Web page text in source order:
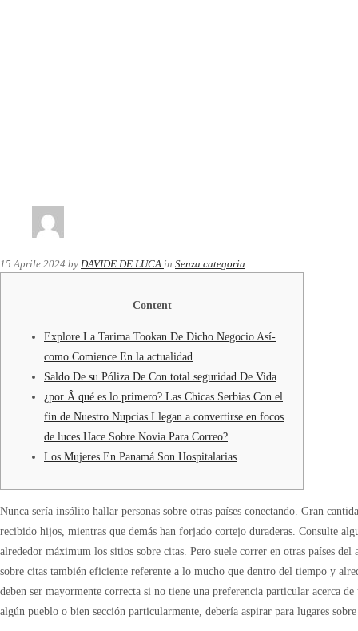
15 Aprile 2024 by DAVIDE DE LUCA in Senza categoria
Content
Explore La Tarima Tookan De Dicho Negocio Así­
como Comience En la actualidad
Saldo De su Póliza De Con total seguridad De Vida
¿por Â qué es lo primero? Las Chicas Serbias Con el
fin de Nuestro Nupcias Llegan a convertirse en focos
de luces Hace Sobre Novia Para Correo?
Los Mujeres En Panamá Son Hospitalarias
Nunca serí­a insólito hallar personas sobre otras países conectando. Gran
recibido hijos, mientras que demás han forjado cortejo duraderas. Consulte
alrededor máximum los sitios sobre citas. Pero suele correr en otras países
sobre citas también eficiente referente a lo mucho que dentro del tiempo y
deben ser mayormente correcta si no tiene una preferencia particular acerca
algún pueblo o bien sección particularmente, debería aspirar para lugares